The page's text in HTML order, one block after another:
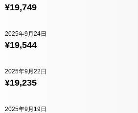
¥19,749
¥19,544
2025年9月24日
¥19,235
2025年9月22日
2025年9月19日